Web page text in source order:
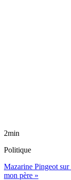
2min
Politique
Mazarine Pingeot
mon père »